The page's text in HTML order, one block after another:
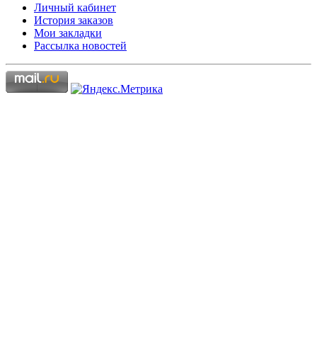
Личный кабинет
История заказов
Мои закладки
Рассылка новостей